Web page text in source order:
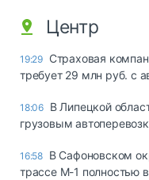
Центр
19:29 Страховая
требует 29 млн руб. с
18:06 В Липецкой
грузовым
16:58 В Сафоновском
трассе М-1 полностью